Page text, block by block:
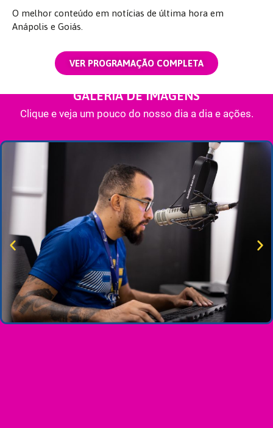
O melhor conteúdo em notícias de última hora em
Anápolis e Goiás.
VER PROGRAMAÇÃO COMPLETA
GALERIA DE IMAGENS
Clique e veja um pouco do nosso dia a dia e ações.